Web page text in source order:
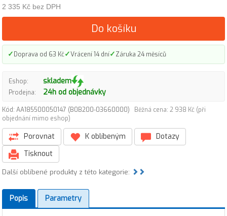
2 335 Kč bez DPH
Do košíku
✓Doprava od 63 Kč✓Vrácení 14 dní✓Záruka 24 měsíců
Eshop: skladem
Prodejna: 24h od objednávky
Kód: AA185500050147 (B0B200-03660000)
Běžná cena: 2 938 Kč (při
objednání mimo eshop)
Porovnat K oblíbeným
Dotazy
Tisknout
Další oblíbené produkty z této kategorie:
Popis Parametry